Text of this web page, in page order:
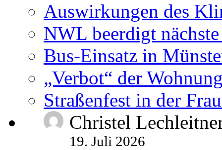
Auswirkungen des
NWL beerdigt
Bus-Einsatz in
„Verbot“ der
Straßenfest in der
Christel
19. Juli 2026